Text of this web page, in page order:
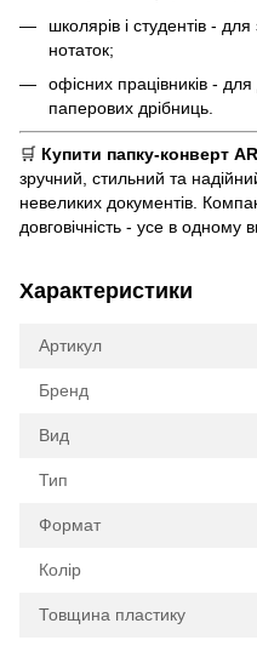
школярів і студентів -
нотаток;
офісних працівників - для
паперових дрібниць.
🛒 Купити папку-конверт
зручний, стильний та надійний
невеликих документів.
довговічність - усе в одному
Характеристики
Артикул
Бренд
Вид
Тип
Формат
Колір
Товщина пластику